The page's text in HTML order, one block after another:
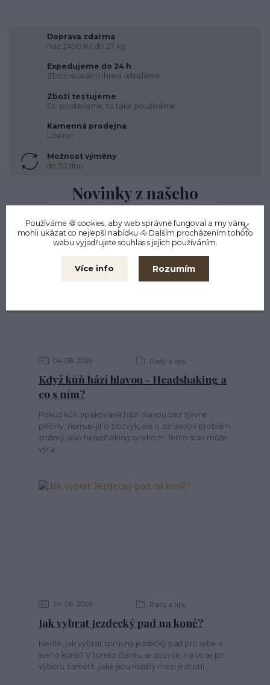
Doprava zdarma
nad 2490 Kč do 27 kg
Expedujeme do 24 h
Zboží skladem ihned odesíláme
Zboží testujeme
Co prodáváme, to také používáme
Kamenná prodejna
Liberec
Možnost výměny
do 30 dnů
Novinky z našeho
blogu
04 08 2026 Rady a tipy
Když kůň hází hlavou - Headshaking a
co s ním?
Pokud kůň opakovaně hází hlavou bez zjevné
příčiny, nemusí jít o zlozvyk, ale o zdravotní problém
známý jako headshaking syndrom. Tento stav může
výra...
24 06 2026 Rady a tipy
Jak vybrat Jezdecký pad na koně?
Nevíte, jak vybrat správný jezdecký pad pro sebe a
svého koně? V tomto článku se dozvíte, na co se při
výběru zaměřit, jaké jsou rozdíly mezi jednotli...
Používáme 🍪 cookies, aby web správně fungoval a my vám
mohli ukázat co nejlepší nabídku 🐴 Dalším procházením tohoto
webu vyjadřujete souhlas s jejich používáním.
Více info Rozumím